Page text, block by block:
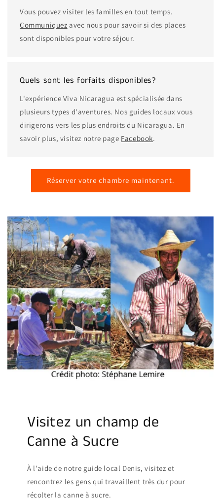
Vous pouvez visiter les familles en tout temps.
Communiquez avec nous pour savoir si des places
sont disponibles pour votre séjour.
Quels sont les forfaits disponibles?
L'expérience Viva Nicaragua est spécialisée dans
plusieurs types d'aventures. Nos guides locaux vous
dirigerons vers les plus endroits du Nicaragua. En
savoir plus, visitez notre page Facebook.
Réserver votre chambre maintenant.
Visitez un champ de
Canne à Sucre
À l'aide de notre guide local Denis, visitez et
rencontrez les gens qui travaillent très dur pour
récolter la canne à sucre.